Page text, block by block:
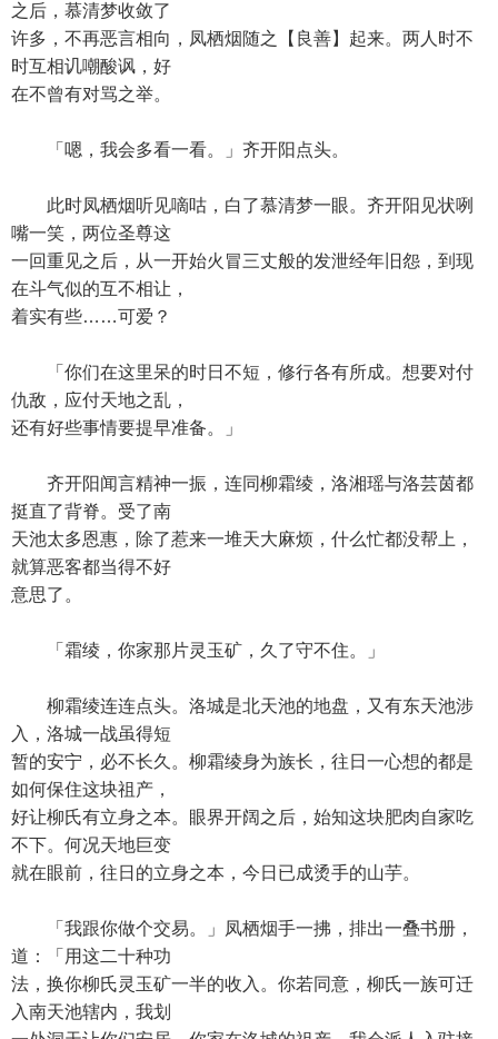
之后，慕清梦收敛了
许多，不再恶言相向，凤栖烟随之【良善】起来。两人时不
时互相讥嘲酸讽，好
在不曾有对骂之举。
「嗯，我会多看一看。」齐开阳点头。
此时凤栖烟听见嘀咕，白了慕清梦一眼。齐开阳见状咧
嘴一笑，两位圣尊这
一回重见之后，从一开始火冒三丈般的发泄经年旧怨，到现
在斗气似的互不相让，
着实有些……可爱？
「你们在这里呆的时日不短，修行各有所成。想要对付
仇敌，应付天地之乱，
还有好些事情要提早准备。」
齐开阳闻言精神一振，连同柳霜绫，洛湘瑶与洛芸茵都
挺直了背脊。受了南
天池太多恩惠，除了惹来一堆天大麻烦，什么忙都没帮上，
就算恶客都当得不好
意思了。
「霜绫，你家那片灵玉矿，久了守不住。」
柳霜绫连连点头。洛城是北天池的地盘，又有东天池涉
入，洛城一战虽得短
暂的安宁，必不长久。柳霜绫身为族长，往日一心想的都是
如何保住这块祖产，
好让柳氏有立身之本。眼界开阔之后，始知这块肥肉自家吃
不下。何况天地巨变
就在眼前，往日的立身之本，今日已成烫手的山芋。
「我跟你做个交易。」凤栖烟手一拂，排出一叠书册，
道：「用这二十种功
法，换你柳氏灵玉矿一半的收入。你若同意，柳氏一族可迁
入南天池辖内，我划